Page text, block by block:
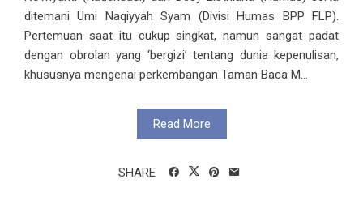
ditemani Umi Naqiyyah Syam (Divisi Humas BPP FLP).
Pertemuan saat itu cukup singkat, namun sangat padat
dengan obrolan yang ‘bergizi’ tentang dunia kepenulisan,
khususnya mengenai perkembangan Taman Baca M...
Read More
SHARE